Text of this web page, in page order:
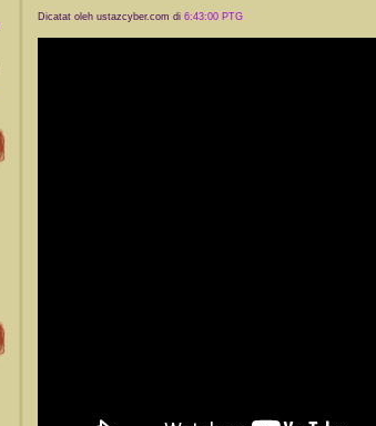
Dicatat oleh ustazcyber.com di 6:43:00 PTG